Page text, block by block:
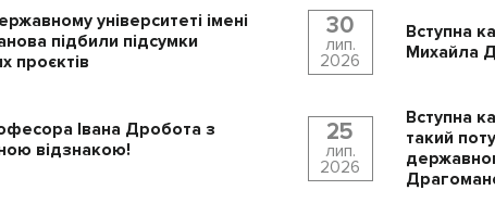
університеті імені
підбили підсумки
проєктів
30
лип.
2026
Вступна
Михайла
Івана Дробота з
відзнакою!
25
лип.
2026
Вступна
такий